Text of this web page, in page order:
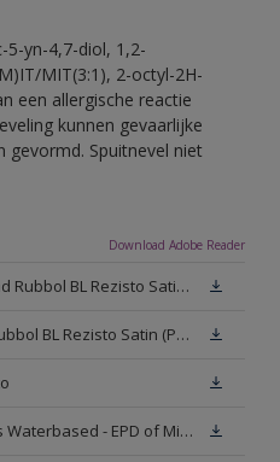
5-yn-4,7-diol, 1,2-
MIT(3:1), 2-octyl-2H-
een allergische reactie
kunnen gevaarlijke
gevormd. Spuitnevel niet
Download Adobe Reader
Technisch Informatieblad Rubbol BL Rezisto Satin (PDF)
ILF Certificaat Sikkens Rubbol BL Rezisto Satin (PDF)
Sikkens Interior Laquers Waterbased - EPD of Milieuproductverklaring